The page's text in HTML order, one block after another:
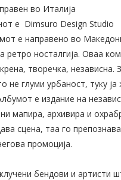
во Италија
е Dimsuro Design Studio
е направено во
ретро носталгија. Оваа
творечка,
не глуми урбаност, туку
е издание на
мапира, архивира и
сцена, таа го
промоција.
бендови и артисти